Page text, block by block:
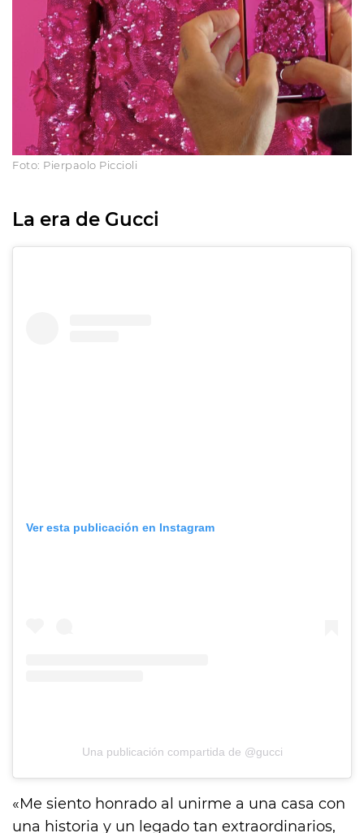
Foto: Pierpaolo Piccioli
La era de Gucci
Ver esta publicación en Instagram
Una publicación compartida de @gucci
«Me siento honrado al unirme a una casa con
una historia y un legado tan extraordinarios,